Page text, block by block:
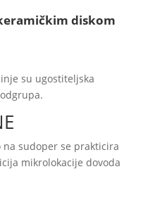
diskom
su ugostiteljska
na sudoper se prakticira
mikrolokacije dovoda